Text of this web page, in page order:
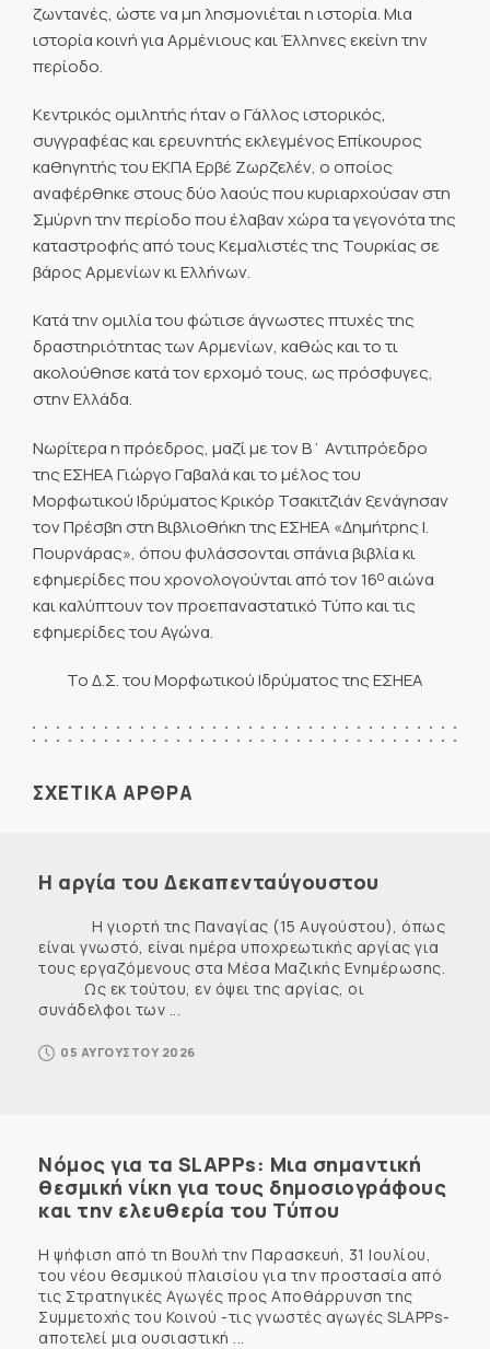
ζωντανές, ώστε να μη λησμονιέται η ιστορία. Μια
ιστορία κοινή για Αρμένιους και Έλληνες εκείνη την
περίοδο.
Κεντρικός ομιλητής ήταν ο Γάλλος ιστορικός,
συγγραφέας και ερευνητής εκλεγμένος Επίκουρος
καθηγητής του ΕΚΠΑ Ερβέ Ζωρζελέν, ο οποίος
αναφέρθηκε στους δύο λαούς που κυριαρχούσαν στη
Σμύρνη την περίοδο που έλαβαν χώρα τα γεγονότα της
καταστροφής από τους Κεμαλιστές της Τουρκίας σε
βάρος Αρμενίων κι Ελλήνων.
Κατά την ομιλία του φώτισε άγνωστες πτυχές της
δραστηριότητας των Αρμενίων, καθώς και το τι
ακολούθησε κατά τον ερχομό τους, ως πρόσφυγες,
στην Ελλάδα.
Νωρίτερα η πρόεδρος, μαζί με τον Β΄ Αντιπρόεδρο
της ΕΣΗΕΑ Γιώργο Γαβαλά και το μέλος του
Μορφωτικού Ιδρύματος Κρικόρ Τσακιτζιάν ξενάγησαν
τον Πρέσβη στη Βιβλιοθήκη της ΕΣΗΕΑ «Δημήτρης Ι.
Πουρνάρας», όπου φυλάσσονται σπάνια βιβλία κι
εφημερίδες που χρονολογούνται από τον 16οαιώνα
και καλύπτουν τον προεπαναστατικό Τύπο και τις
εφημερίδες του Αγώνα.
Το Δ.Σ. του Μορφωτικού Ιδρύματος της ΕΣΗΕΑ
ΣΧΕΤΙΚΑ ΑΡΘΡΑ
Η αργία του Δεκαπενταύγουστου
Η γιορτή της Παναγίας (15 Αυγούστου), όπως
είναι γνωστό, είναι ημέρα υποχρεωτικής αργίας για
τους εργαζόμενους στα Μέσα Μαζικής Ενημέρωσης.
Ως εκ τούτου, εν όψει της αργίας, οι
συνάδελφοι των ...
05 ΑΥΓΟΥΣΤΟΥ 2026
Νόμος για τα SLAPPs: Μια σημαντική
θεσμική νίκη για τους δημοσιογράφους
και την ελευθερία του Τύπου
Η ψήφιση από τη Βουλή την Παρασκευή, 31 Ιουλίου,
του νέου θεσμικού πλαισίου για την προστασία από
τις Στρατηγικές Αγωγές προς Αποθάρρυνση της
Συμμετοχής του Κοινού -τις γνωστές αγωγές SLAPPs-
αποτελεί μια ουσιαστική ...